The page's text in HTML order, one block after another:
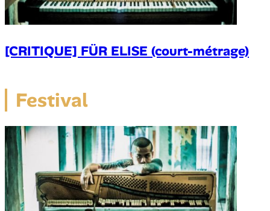
[CRITIQUE] FÜR ELISE (court-métrage)
Festival